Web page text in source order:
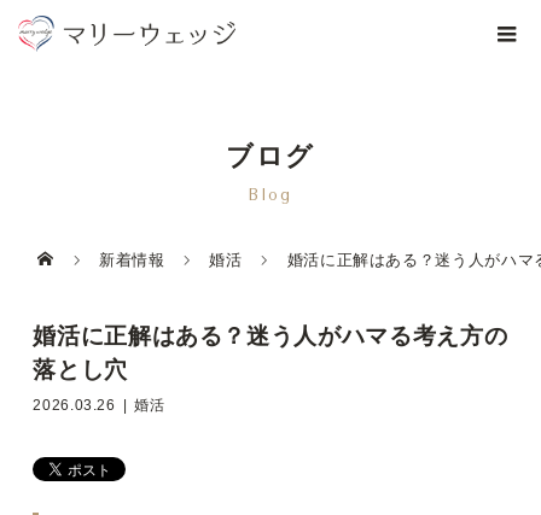
ブログ
Blog
新着情報 婚活 婚活に正解はある？迷う人がハマ
婚活に正解はある？迷う人がハマる考え方の
落とし穴
2026.03.26 婚活